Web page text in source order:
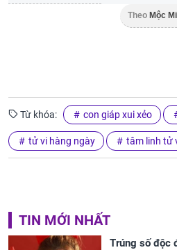
Theo Mộc
Từ khóa: con giáp xui xẻo
tử vi hàng ngày tâm linh tử
TIN MỚI NHẤT
Trúng số độc